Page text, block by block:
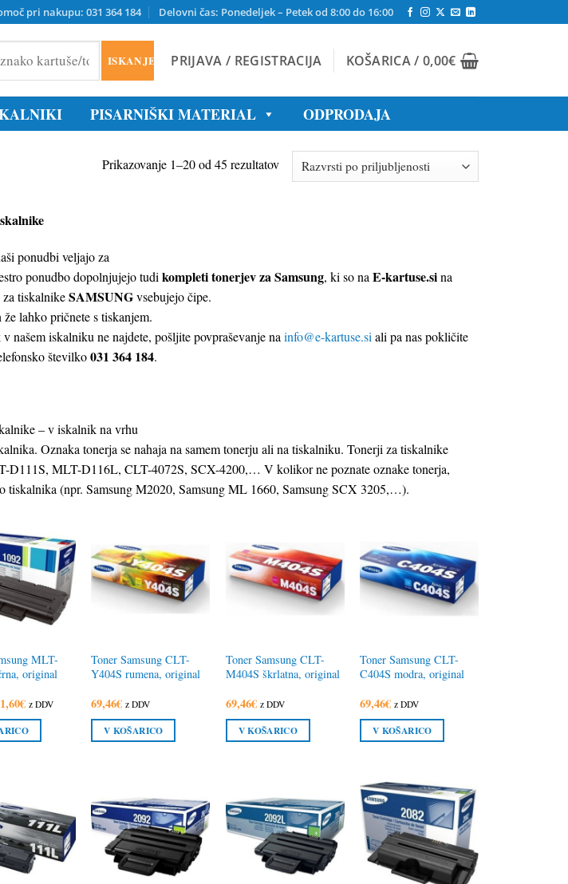
pri nakupu: 031 364 184 Delovni čas: Ponedeljek – Petek od 8:00 do 16:00
ISKANJE PRIJAVA / REGISTRACIJA KOŠARICA /0,00€
PISARNIŠKI MATERIAL ODPRODAJA
Prikazovanje 1–20 od 45 rezultatovRazvrščeno
ponudbi veljajo za
ponudbo dopolnjujejo tudi kompleti tonerjev za Samsung, ki so na E-kartuse.sina
tiskalnikeSAMSUNGvsebujejo čipe.
lahko pričnete s tiskanjem.
našem iskalniku ne najdete, pošljite povpraševanje na info@e-kartuse.si ali pa nas pokličite
številko031 364 184.
– v iskalnik na vrhu
Oznaka tonerja se nahaja na samem tonerju ali na tiskalniku. Tonerji za tiskalnike
D111S, MLT-D116L, CLT-4072S, SCX-4200,… V kolikor ne poznate oznake tonerja,
tiskalnika (npr. Samsung M2020, Samsung ML 1660, Samsung SCX 3205,…).
MLT-
original
cena
€Trenutna
je:
61,60€.
z DDV
Toner Samsung CLT-
Y404S rumena, original
69,46€ z DDV
V KOŠARICO
Toner Samsung CLT-
M404S škrlatna, original
69,46€ z DDV
V KOŠARICO
Toner Samsung CLT-
C404S modra, original
69,46€ z DDV
V KOŠARICO